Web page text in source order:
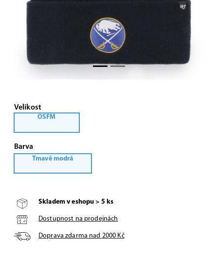
Velikost
OSFM
Barva
Tmavě modrá
Skladem v eshopu > 5 ks
Dostupnost na prodejnách
Doprava zdarma nad 2000 Kč